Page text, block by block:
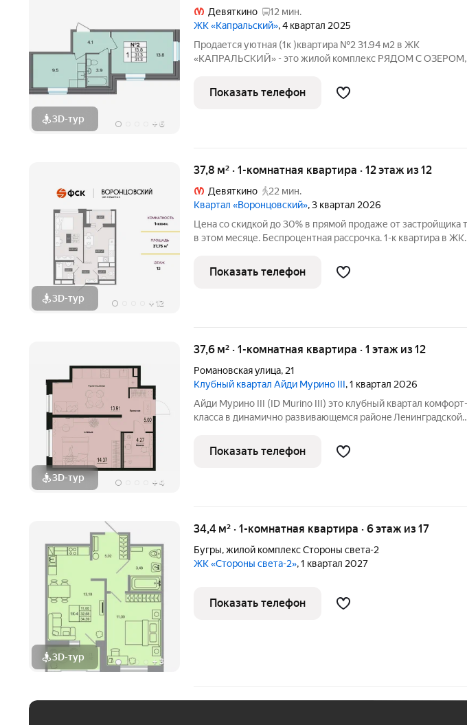
3D-тур + 6
Девяткино
12 мин.
ЖК «Капральский», 4 квартал 2025
Продается уютная (1к )квартира №2 31.94 м2 в ЖК
«KAПРАЛЬСКИЙ» - это жилой комплекc РЯДОМ С ОЗЕРОМ,
зoне Hoвoгo Дeвяткино, улицa Лecная, участoк 19. Район
сформированный, рядом озеро, парк,
Показать телефон
3D-тур + 12
37,8 м² · 1-комнатная квартира · 12 этаж из 12
Девяткино
22 мин.
Квартал «Воронцовский», 3 квартал 2026
Цена со скидкой до 30% в прямой продаже от застройщика только
в этом месяце. Беспроцентная рассрочка. 1-к квартира в ЖК
отделки. Квартал «Воронцовский» расположен в Новом
Девяткино,
Показать телефон
3D-тур + 4
37,6 м² · 1-комнатная квартира · 1 этаж из 12
Романовская улица, 21
Клубный квартал Айди Мурино III, 1 квартал 2026
Айди Mуpино III (ID Мurinо III) это клубный квартал комфоpт-
клаcса в динaмично рaзвивaющeмcя paйoнe Лeнинградской
в ceгмeнте, объединяющем комфорт, хорошую транспортную
доступность,
Показать телефон
3D-тур + 3
34,4 м² · 1-комнатная квартира · 6 этаж из 17
Бугры,жилой комплекс Стороны света-2
ЖК «Стороны света-2», 1 квартал 2027
Показать телефон